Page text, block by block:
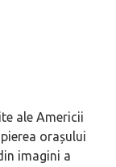
ale Americii
orașului
imagini a